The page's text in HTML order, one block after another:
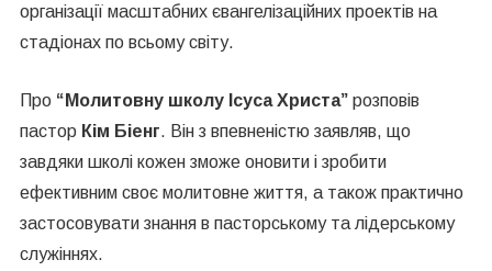
організації масштабних євангелізаційнихпроектів на
стадіонах по всьому світу.
Про “Молитовну школу Ісуса Христа”розповів
пастор Кім Біенг. Він з впевненістю заявляв, що
завдяки школі кожен зможе оновити і зробити
ефективним своє молитовне життя, а також практично
застосовувати знання в пасторському та лідерському
служіннях.